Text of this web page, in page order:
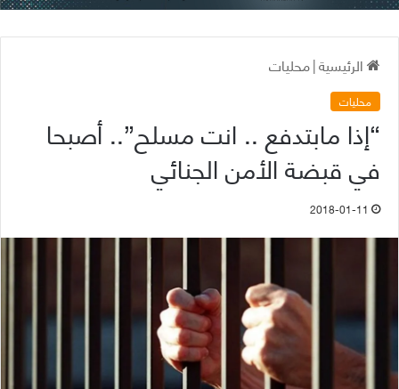
الرئيسية|محليات
محليات
“إذا مابتدفع .. انت مسلح”.. أصبحا
في قبضة الأمن الجنائي
2018-01-11